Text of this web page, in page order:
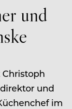
und
und
im